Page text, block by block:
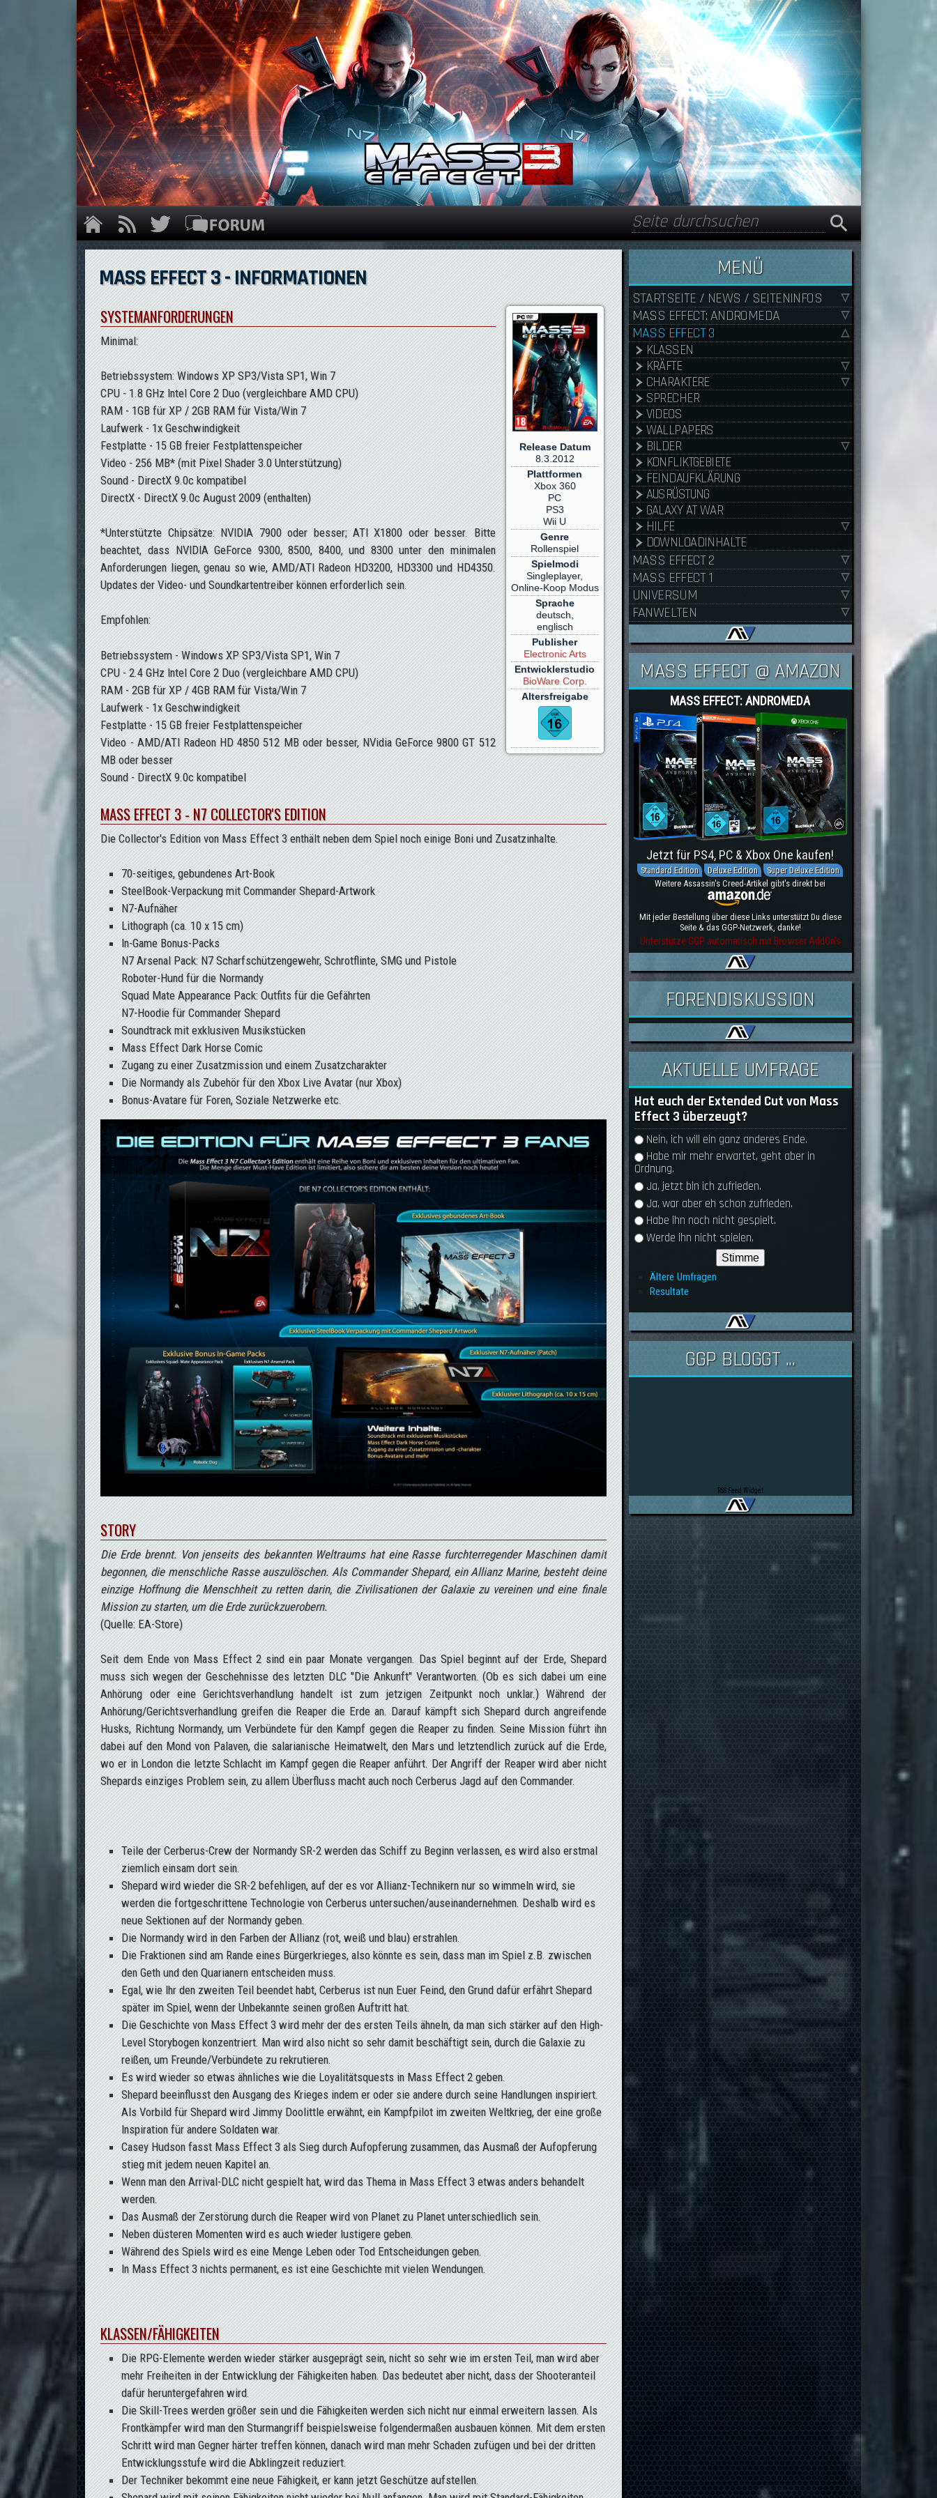
Direkt zum Inhalt
Suchformular
Suche
MASS EFFECT 3 - INFORMATIONEN
Release Datum
8.3.2012
Plattformen
Xbox 360
PC
PS3
Wii U
Genre
Rollenspiel
Spielmodi
Singleplayer,
Online-Koop Modus
Sprache
deutsch,
englisch
Publisher
Electronic Arts
Entwicklerstudio
BioWare Corp.
Altersfreigabe
SYSTEMANFORDERUNGEN
Minimal:
Betriebssystem: Windows XP SP3/Vista SP1, Win 7
CPU - 1.8 GHz Intel Core 2 Duo (vergleichbare AMD CPU)
RAM - 1GB für XP / 2GB RAM für Vista/Win 7
Laufwerk - 1x Geschwindigkeit
Festplatte - 15 GB freier Festplattenspeicher
Video - 256 MB* (mit Pixel Shader 3.0 Unterstützung)
Sound - DirectX 9.0c kompatibel
DirectX - DirectX 9.0c August 2009 (enthalten)
*Unterstützte Chipsätze: NVIDIA 7900 oder besser; ATI X1800 oder besser. Bitte
beachtet, dass NVIDIA GeForce 9300, 8500, 8400, und 8300 unter den minimalen
Anforderungen liegen, genau so wie, AMD/ATI Radeon HD3200, HD3300 und HD4350.
Updates der Video- und Soundkartentreiber können erforderlich sein.
Empfohlen:
Betriebssystem - Windows XP SP3/Vista SP1, Win 7
CPU - 2.4 GHz Intel Core 2 Duo (vergleichbare AMD CPU)
RAM - 2GB für XP / 4GB RAM für Vista/Win 7
Laufwerk - 1x Geschwindigkeit
Festplatte - 15 GB freier Festplattenspeicher
Video - AMD/ATI Radeon HD 4850 512 MB oder besser, NVidia GeForce 9800 GT 512
MB oder besser
Sound - DirectX 9.0c kompatibel
MASS EFFECT 3 - N7 COLLECTOR'S EDITION
Die Collector's Edition von Mass Effect 3 enthält neben dem Spiel noch einige Boni und Zusatzinhalte.
70-seitiges, gebundenes Art-Book
SteelBook-Verpackung mit Commander Shepard-Artwork
N7-Aufnäher
Lithograph (ca. 10 x 15 cm)
In-Game Bonus-Packs
N7 Arsenal Pack: N7 Scharfschützengewehr, Schrotflinte, SMG und Pistole
Roboter-Hund für die Normandy
Squad Mate Appearance Pack: Outfits für die Gefährten
N7-Hoodie für Commander Shepard
Soundtrack mit exklusiven Musikstücken
Mass Effect Dark Horse Comic
Zugang zu einer Zusatzmission und einem Zusatzcharakter
Die Normandy als Zubehör für den Xbox Live Avatar (nur Xbox)
Bonus-Avatare für Foren, Soziale Netzwerke etc.
STORY
Die Erde brennt. Von jenseits des bekannten Weltraums hat eine Rasse furchterregender Maschinen damit
begonnen, die menschliche Rasse auszulöschen. Als Commander Shepard, ein Allianz Marine, besteht deine
einzige Hoffnung die Menschheit zu retten darin, die Zivilisationen der Galaxie zu vereinen und eine finale
Mission zu starten, um die Erde zurückzuerobern.
(Quelle: EA-Store)
Seit dem Ende von Mass Effect 2 sind ein paar Monate vergangen. Das Spiel beginnt auf der Erde, Shepard
muss sich wegen der Geschehnisse des letzten DLC "Die Ankunft" Verantworten. (Ob es sich dabei um eine
Anhörung oder eine Gerichtsverhandlung handelt ist zum jetzigen Zeitpunkt noch unklar.) Während der
Anhörung/Gerichtsverhandlung greifen die Reaper die Erde an. Darauf kämpft sich Shepard durch angreifende
Husks, Richtung Normandy, um Verbündete für den Kampf gegen die Reaper zu finden. Seine Mission führt ihn
dabei auf den Mond von Palaven, die salarianische Heimatwelt, den Mars und letztendlich zurück auf die Erde,
wo er in London die letzte Schlacht im Kampf gegen die Reaper anführt. Der Angriff der Reaper wird aber nicht
Shepards einziges Problem sein, zu allem Überfluss macht auch noch Cerberus Jagd auf den Commander.
Teile der Cerberus-Crew der Normandy SR-2 werden das Schiff zu Beginn verlassen, es wird also erstmal
ziemlich einsam dort sein.
Shepard wird wieder die SR-2 befehligen, auf der es vor Allianz-Technikern nur so wimmeln wird, sie
werden die fortgeschrittene Technologie von Cerberus untersuchen/auseinandernehmen. Deshalb wird es
neue Sektionen auf der Normandy geben.
Die Normandy wird in den Farben der Allianz (rot, weiß und blau) erstrahlen.
Die Fraktionen sind am Rande eines Bürgerkrieges, also könnte es sein, dass man im Spiel z.B. zwischen
den Geth und den Quarianern entscheiden muss.
Egal, wie Ihr den zweiten Teil beendet habt, Cerberus ist nun Euer Feind, den Grund dafür erfährt Shepard
später im Spiel, wenn der Unbekannte seinen großen Auftritt hat.
Die Geschichte von Mass Effect 3 wird mehr der des ersten Teils ähneln, da man sich stärker auf den High-
Level Storybogen konzentriert. Man wird also nicht so sehr damit beschäftigt sein, durch die Galaxie zu
reißen, um Freunde/Verbündete zu rekrutieren.
Es wird wieder so etwas ähnliches wie die Loyalitätsquests in Mass Effect 2 geben.
Shepard beeinflusst den Ausgang des Krieges indem er oder sie andere durch seine Handlungen inspiriert.
Als Vorbild für Shepard wird Jimmy Doolittle erwähnt, ein Kampfpilot im zweiten Weltkrieg, der eine große
Inspiration für andere Soldaten war.
Casey Hudson fasst Mass Effect 3 als Sieg durch Aufopferung zusammen, das Ausmaß der Aufopferung
stieg mit jedem neuen Kapitel an.
Wenn man den Arrival-DLC nicht gespielt hat, wird das Thema in Mass Effect 3 etwas anders behandelt
werden.
Das Ausmaß der Zerstörung durch die Reaper wird von Planet zu Planet unterschiedlich sein.
Neben düsteren Momenten wird es auch wieder lustigere geben.
Während des Spiels wird es eine Menge Leben oder Tod Entscheidungen geben.
In Mass Effect 3 nichts permanent, es ist eine Geschichte mit vielen Wendungen.
KLASSEN/FÄHIGKEITEN
Die RPG-Elemente werden wieder stärker ausgeprägt sein, nicht so sehr wie im ersten Teil, man wird aber
mehr Freiheiten in der Entwicklung der Fähigkeiten haben. Das bedeutet aber nicht, dass der Shooteranteil
dafür heruntergefahren wird.
Die Skill-Trees werden größer sein und die Fähigkeiten werden sich nicht nur einmal erweitern lassen. Als
Frontkämpfer wird man den Sturmangriff beispielsweise folgendermaßen ausbauen können. Mit dem ersten
Schritt wird man Gegner härter treffen können, danach wird man mehr Schaden zufügen und bei der dritten
Entwicklungsstufe wird die Abklingzeit reduziert.
Der Techniker bekommt eine neue Fähigkeit, er kann jetzt Geschütze aufstellen.
MENÜ
STARTSEITE / NEWS / SEITENINFOS
MASS EFFECT: ANDROMEDA
MASS EFFECT 3
KLASSEN
KRÄFTE
CHARAKTERE
SPRECHER
VIDEOS
WALLPAPERS
BILDER
KONFLIKTGEBIETE
FEINDAUFKLÄRUNG
AUSRÜSTUNG
GALAXY AT WAR
HILFE
DOWNLOADINHALTE
MASS EFFECT 2
MASS EFFECT 1
UNIVERSUM
FANWELTEN
MASS EFFECT @ AMAZON
MASS EFFECT: ANDROMEDA
Jetzt für PS4, PC & Xbox One kaufen!
Standard Edition Deluxe Edition
Super Deluxe Edition
Weitere Assassin's Creed-Artikel gibt's direkt bei
Mit jeder Bestellung über diese Links unterstützt Du diese
Seite & das GGP-Netzwerk, danke!
Unterstütze GGP automatisch mit Browser AddOn's
FORENDISKUSSION
AKTUELLE UMFRAGE
Hat euch der Extended Cut von Mass
Effect 3 überzeugt?
Auswahlmöglichkeiten
Nein, ich will ein ganz anderes Ende.
Habe mir mehr erwartet, geht aber in
Ordnung.
Ja, jetzt bin ich zufrieden.
Ja, war aber eh schon zufrieden.
Habe ihn noch nicht gespielt.
Werde ihn nicht spielen.
Ältere Umfragen
Resultate
GGP BLOGGT ...
RSS Feed Widget